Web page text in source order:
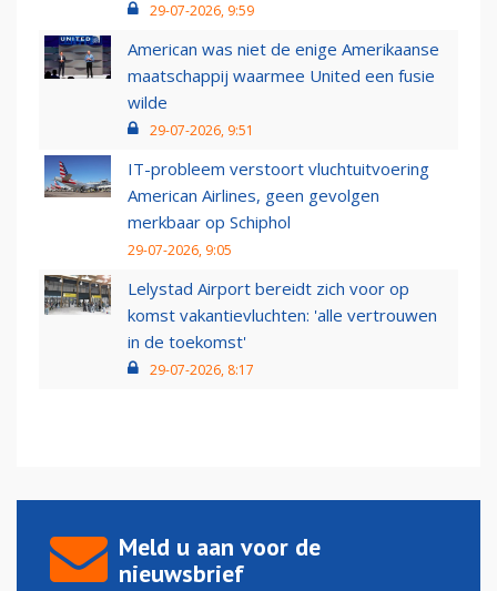
29-07-2026, 9:59
American was niet de enige Amerikaanse
maatschappij waarmee United een fusie
wilde
29-07-2026, 9:51
IT-probleem verstoort vluchtuitvoering
American Airlines, geen gevolgen
merkbaar op Schiphol
29-07-2026, 9:05
Lelystad Airport bereidt zich voor op
komst vakantievluchten: 'alle vertrouwen
in de toekomst'
29-07-2026, 8:17
Meld u aan voor de
nieuwsbrief